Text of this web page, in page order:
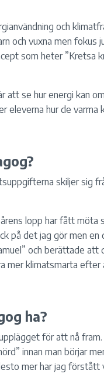
och
och vuxna men fokus
som heter ”Kretsa
se hur energi kan
eleverna hur de
skiljer sig
lopp har fått möta
på det jag gör men en
och berättade
mer klimatsmarta
ha?
för att nå
innan man börjar
mer har jag